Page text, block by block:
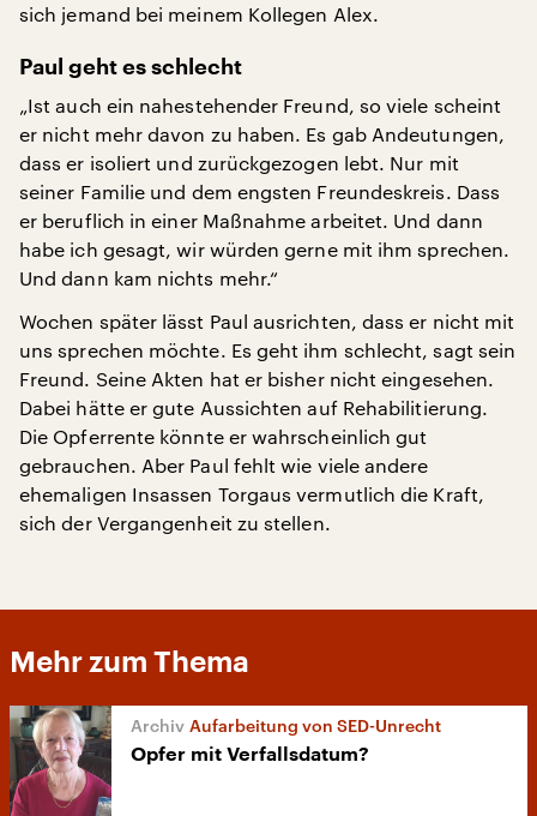
sich jemand bei meinem Kollegen Alex.
Paul geht es schlecht
„Ist auch ein nahestehender Freund, so viele scheint
er nicht mehr davon zu haben. Es gab Andeutungen,
dass er isoliert und zurückgezogen lebt. Nur mit
seiner Familie und dem engsten Freundeskreis. Dass
er beruflich in einer Maßnahme arbeitet. Und dann
habe ich gesagt, wir würden gerne mit ihm sprechen.
Und dann kam nichts mehr.“
Wochen später lässt Paul ausrichten, dass er nicht mit
uns sprechen möchte. Es geht ihm schlecht, sagt sein
Freund. Seine Akten hat er bisher nicht eingesehen.
Dabei hätte er gute Aussichten auf Rehabilitierung.
Die Opferrente könnte er wahrscheinlich gut
gebrauchen. Aber Paul fehlt wie viele andere
ehemaligen Insassen Torgaus vermutlich die Kraft,
sich der Vergangenheit zu stellen.
Mehr zum Thema
Aufarbeitung von SED-Unrecht
Opfer mit Verfallsdatum?